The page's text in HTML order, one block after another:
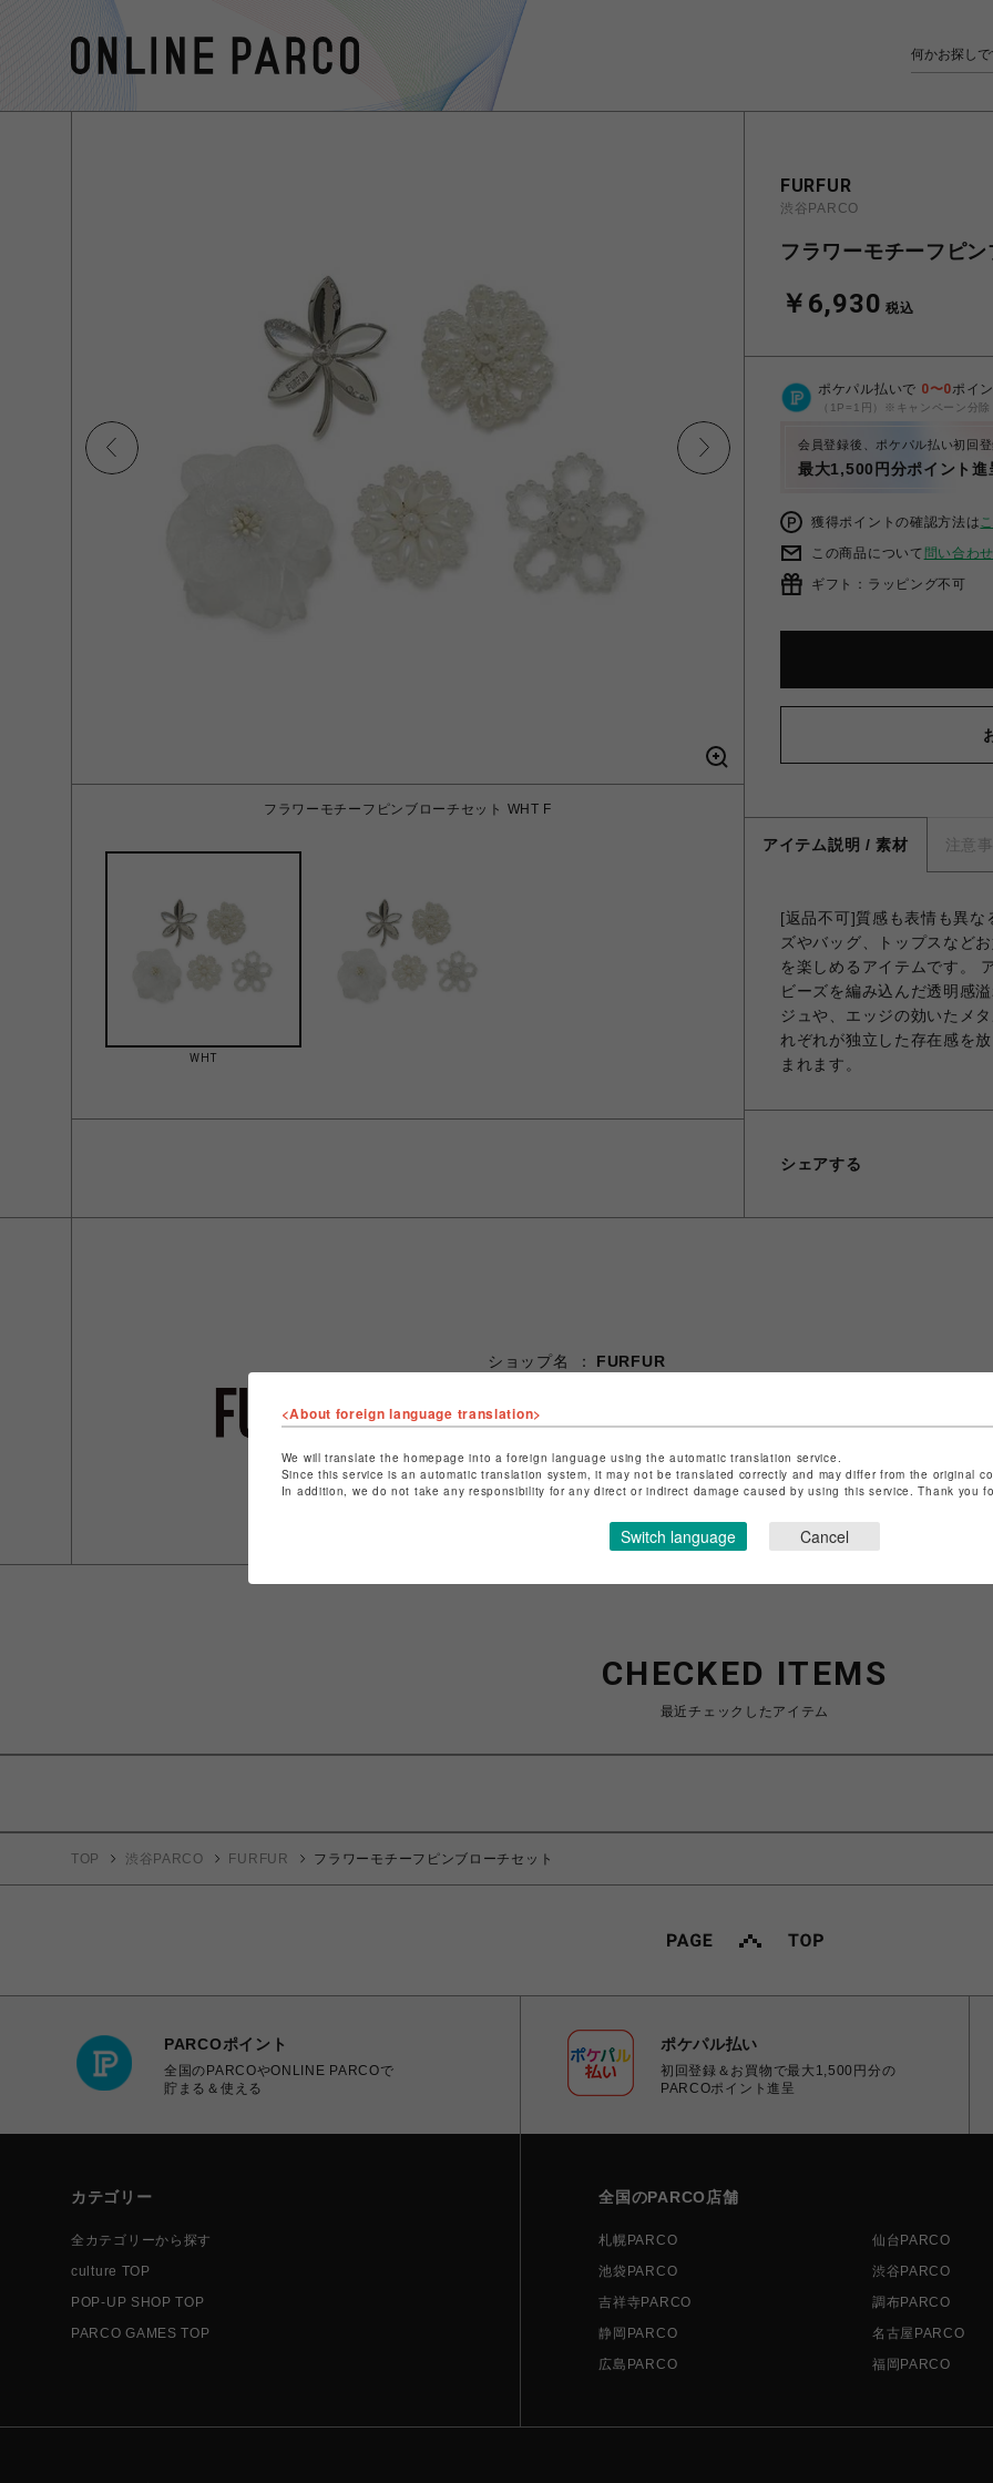
フラワーモチーフピンブローチセット WHT F
WHT
FURFUR
渋谷PARCO
フラワーモチーフピン
￥6,930 税込
ポケパル払いで 0〜0ポイ
（1P=1円）※キャンペーン分除
会員登録後、ポケパル払い初回
最大1,500円分ポイント進
獲得ポイントの確認方法は
この商品について 問い合わ
ギフト：ラッピング不可
アイテム説明 / 素材 注意
[返品不可]質感も表情も異
ズやバッグ、トップスなど
を楽しめるアイテムです。
ビーズを編み込んだ透明感
ジュや、エッジの効いたメ
れぞれが独立した存在感を
まれます。
シェアする
ショップ名
FURFUR
ショップお問い合わせは こちら
CHECKED ITEMS
最近チェックしたアイテム
TOP 渋谷PARCO FURFUR フラワーモチーフピンブローチセット
PARCOポイント
全国のPARCOやONLINE PARCOで
貯まる＆使える
ポケパル払い
初回登録＆お買物で最大1,500円分の
PARCOポイント進呈
カテゴリー
全カテゴリーから探す
culture TOP
POP-UP SHOP TOP
PARCO GAMES TOP
全国のPARCO店舗
札幌PARCO 仙台PARCO
池袋PARCO
渋谷PARCO
吉祥寺PARCO
調布PARCO
静岡PARCO
名古屋PARCO
広島PARCO
福岡PARCO
<About foreign language translation>
We will translate the homepage into a foreign language using the automatic translation service.
Since this service is an automatic translation system, it may not be translated correctly and may differ from the original
In addition, we do not take any responsibility for any direct or indirect damage caused by using this service. Thank you
Switch language Cancel